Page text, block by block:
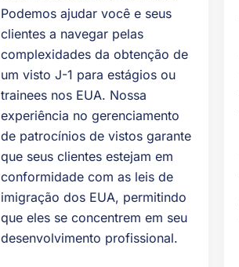
Podemos ajudar você e seus
clientes a navegar pelas
complexidades da obtenção de
um visto J-1 para estágios ou
trainees nos EUA. Nossa
experiência no gerenciamento
de patrocínios de vistos garante
que seus clientes estejam em
conformidade com as leis de
imigração dos EUA, permitindo
que eles se concentrem em seu
desenvolvimento profissional.